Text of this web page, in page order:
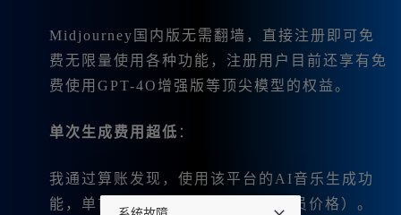
Midjourney国内版无需翻墙，直接注册即可免
费无限量使用各种功能，注册用户目前还享有免
费使用GPT-4O增强版等顶尖模型的权益。
单次生成费用超低 ：
我通过算账发现，使用该平台的AI音乐生成功
能，单首音乐低至1毛5分钱（年会员价格）。